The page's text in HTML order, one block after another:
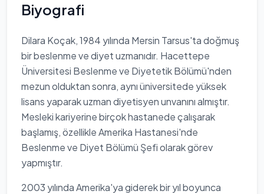
Biyografi
Dilara Koçak, 1984 yılında Mersin Tarsus'ta doğmuş
bir beslenme ve diyet uzmanıdır. Hacettepe
Üniversitesi Beslenme ve Diyetetik Bölümü'nden
mezun olduktan sonra, aynı üniversitede yüksek
lisans yaparak uzman diyetisyen unvanını almıştır.
Mesleki kariyerine birçok hastanede çalışarak
başlamış, özellikle Amerika Hastanesi'nde
Beslenme ve Diyet Bölümü Şefi olarak görev
yapmıştır.
2003 yılında Amerika'ya giderek bir yıl boyunca